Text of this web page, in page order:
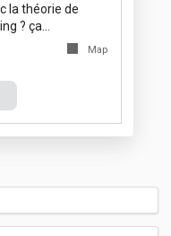
la théorie de
? ça…
Map